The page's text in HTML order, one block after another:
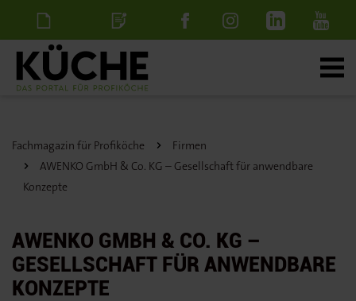
NewsletterStellenanzeige
Fachmagazin für Profiköche
Firmen
AWENKO GmbH & Co. KG – Gesellschaft für anwendbare
Konzepte
AWENKO GMBH & CO. KG –
GESELLSCHAFT FÜR ANWENDBARE
KONZEPTE